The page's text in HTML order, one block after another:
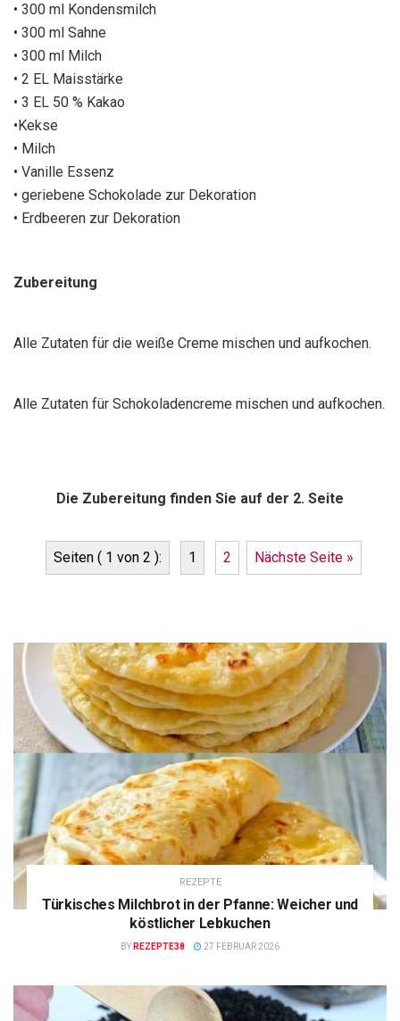
• 300 ml Kondensmilch
• 300 ml Sahne
• 300 ml Milch
• 2 EL Maisstärke
• 3 EL 50 % Kakao
•Kekse
• Milch
• Vanille Essenz
• geriebene Schokolade zur Dekoration
• Erdbeeren zur Dekoration
Zubereitung
Alle Zutaten für die weiße Creme mischen und aufkochen.
Alle Zutaten für Schokoladencreme mischen und aufkochen.
Die Zubereitung finden Sie auf der 2. Seite
Seiten ( 1 von 2 ): 1 2 Nächste Seite »
REZEPTE
Türkisches Milchbrot in der Pfanne: Weicher und
köstlicher Lebkuchen
BY REZEPTE38 27 FEBRUAR 2026